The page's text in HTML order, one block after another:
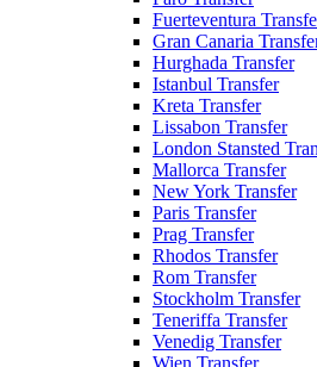
Fuerteventura
Gran Canaria
Hurghada Transfer
Istanbul Transfer
Kreta Transfer
Lissabon Transfer
London Stansted
Mallorca Transfer
New York Transfer
Paris Transfer
Prag Transfer
Rhodos Transfer
Rom Transfer
Stockholm Transfer
Teneriffa Transfer
Venedig Transfer
Wien Transfer